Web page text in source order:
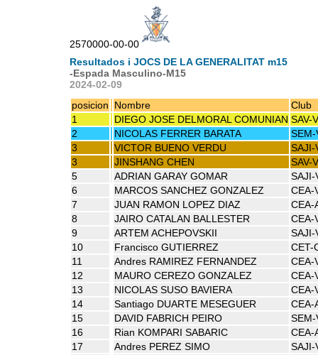
2570000-00-00
Resultados i JOCS DE LA GENERALITAT m15
-Espada Masculino-M15
2024-02-09
posicion
Nombre
Club
1
DIEGO JOSE DELMORAL COMUNIAN SAV-V
2
NICOLAS FERRER BARATA
SEM-
3
VICTOR BUENO VERDU
SAJI-
3
JINSHANG CHEN
SAV-V
5
ADRIAN GARAY GOMAR
SAJI-
6
MARCOS SANCHEZ GONZALEZ
CEA-
7
JUAN RAMON LOPEZ DIAZ
CEA-
8
JAIRO CATALAN BALLESTER
CEA-
9
ARTEM ACHEPOVSKII
SAJI-
10
Francisco GUTIERREZ
CET-
11
Andres RAMIREZ FERNANDEZ
CEA-
12
MAURO CEREZO GONZALEZ
CEA-
13
NICOLAS SUSO BAVIERA
CEA-
14
Santiago DUARTE MESEGUER
CEA-
15
DAVID FABRICH PEIRO
SEM-
16
Rian KOMPARI SABARIC
CEA-
17
Andres PEREZ SIMO
SAJI-